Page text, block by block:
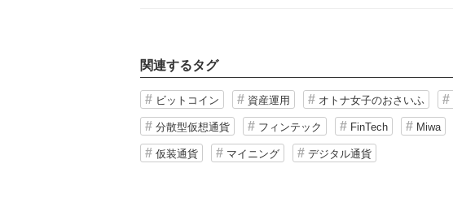
関連するタグ
ビットコイン 資産運用 オトナ女子のおさいふ
分散型仮想通貨 フィンテック FinTech Miwa
仮装通貨 マイニング デジタル通貨